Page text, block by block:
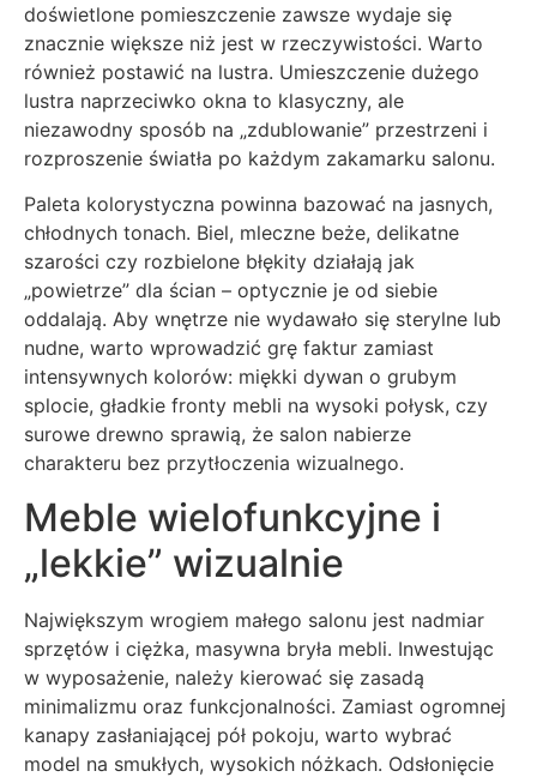
doświetlone pomieszczenie zawsze wydaje się
znacznie większe niż jest w rzeczywistości. Warto
również postawić na lustra. Umieszczenie dużego
lustra naprzeciwko okna to klasyczny, ale
niezawodny sposób na „zdublowanie” przestrzeni i
rozproszenie światła po każdym zakamarku salonu.
Paleta kolorystyczna powinna bazować na jasnych,
chłodnych tonach. Biel, mleczne beże, delikatne
szarości czy rozbielone błękity działają jak
„powietrze” dla ścian – optycznie je od siebie
oddalają. Aby wnętrze nie wydawało się sterylne lub
nudne, warto wprowadzić grę faktur zamiast
intensywnych kolorów: miękki dywan o grubym
splocie, gładkie fronty mebli na wysoki połysk, czy
surowe drewno sprawią, że salon nabierze
charakteru bez przytłoczenia wizualnego.
Meble wielofunkcyjne i
„lekkie” wizualnie
Największym wrogiem małego salonu jest nadmiar
sprzętów i ciężka, masywna bryła mebli. Inwestując
w wyposażenie, należy kierować się zasadą
minimalizmu oraz funkcjonalności. Zamiast ogromnej
kanapy zasłaniającej pół pokoju, warto wybrać
model na smukłych, wysokich nóżkach. Odsłonięcie